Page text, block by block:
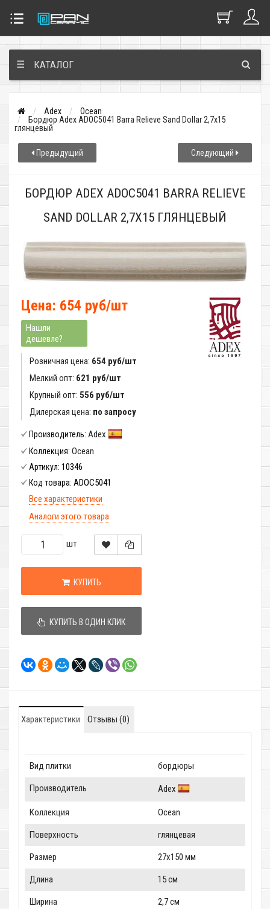
☰ КАТАЛОГ
Adex
Ocean
Бордюр Adex ADOC5041 Barra Relieve Sand Dollar 2,7x15
глянцевый
Предыдущий Следующий
БОРДЮР ADEX ADOC5041 BARRA RELIEVE
SAND DOLLAR 2,7X15 ГЛЯНЦЕВЫЙ
Цена: 654 руб/шт
Нашли
дешевле?
Розничная цена: 654 руб/шт
Мелкий опт: 621 руб/шт
Крупный опт: 556 руб/шт
Дилерская цена: по запросу
Производитель: Adex
Коллекция: Ocean
Артикул: 10346
Код товара: ADOC5041
Все характеристики
Аналоги этого товара
шт
КУПИТЬ
КУПИТЬ В ОДИН КЛИК
Характеристики Отзывы (0)
Вид плитки бордюры
Производитель Adex
Коллекция Ocean
Поверхность глянцевая
Размер 27x150 мм
Длина 15 см
Ширина 2,7 см